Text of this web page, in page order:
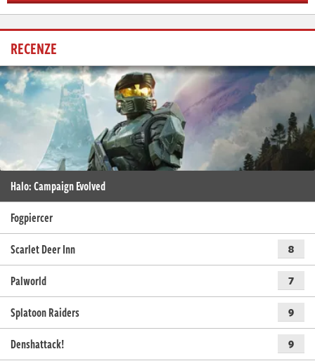
RECENZE
Halo: Campaign Evolved
Fogpiercer
Scarlet Deer Inn
8
Palworld 7
Splatoon Raiders 9
Denshattack! 9